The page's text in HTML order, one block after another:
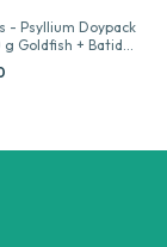
- Psyllium Doypack
Goldfish + Batidor